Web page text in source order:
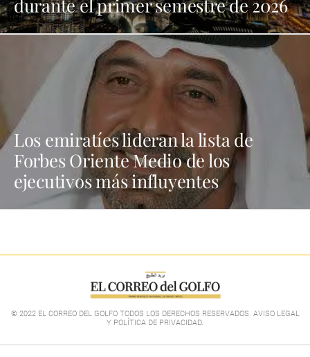
Los emiratíes lideran la lista de
Forbes Oriente Medio de los
ejecutivos más influyentes
© 2022 EL CORREO DEL GOLFO TODOS LOS DERECHOS RESERVADOS. AVISO LEGAL
Y POLÍTICA DE PRIVACIDAD.